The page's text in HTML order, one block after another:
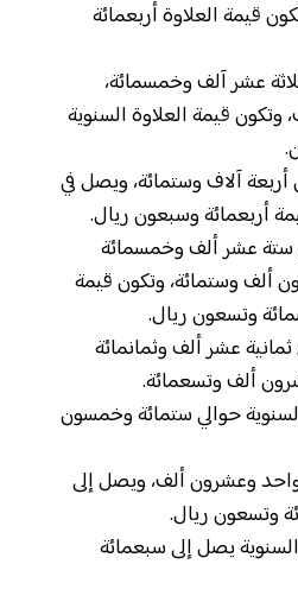
قيمة العلاوة أربعمائة
عشر آلف وخمسمائة،
قيمة العلاوة السنوية
آلاف وستمائة، ويصل في
أربعمائة وسبعون ريال.
ستة عشر ألف وخمسمائة
ألف وستمائة، وتكون قيمة
وتسعون ريال.
عشر ألف وثمانمائة
ألف وتسعمائة.
حوالي ستمائة وخمسون
وعشرون ألف، ويصل إلى
وتسعون ريال.
يصل إلى سبعمائة